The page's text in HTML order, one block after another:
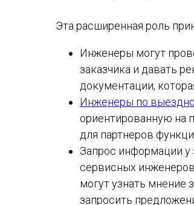
Эта расширенная роль
Инженеры могут
заказчика и давать
документации,
Инженеры по
ориентированную на
для партнеров
Запрос информации у
сервисных
могут узнать мнение
запросить